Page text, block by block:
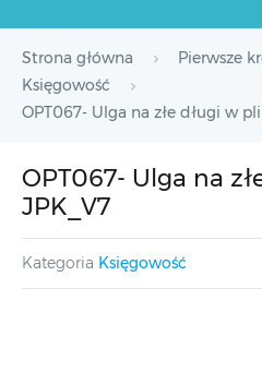
Strona główna Pierwsze
Księgowość
OPT067- Ulga na złe długi w
OPT067- Ulga na
JPK_V7
Kategoria Księgowość